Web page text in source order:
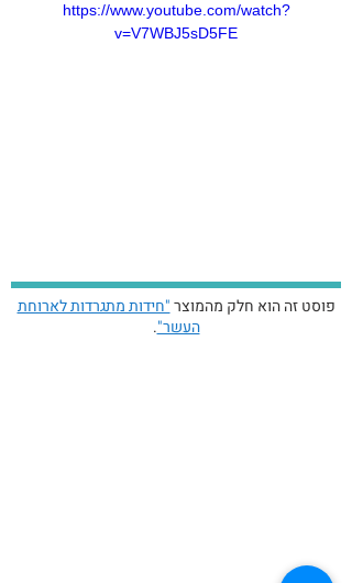
https://www.youtube.com/watch?
v=V7WBJ5sD5FE
פוסט זה הוא חלק מהמוצר"חידות מתגרדות לארוחת
העשר".